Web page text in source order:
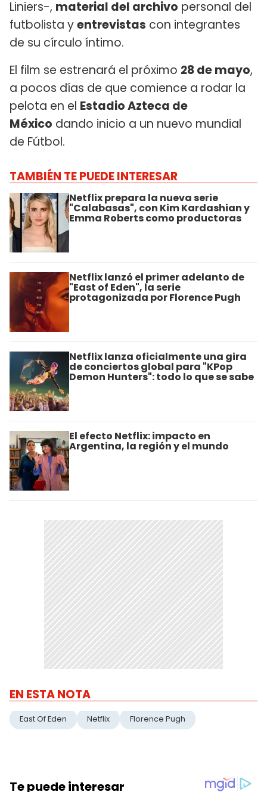
Liniers-, material del archivo personal del
futbolista yentrevistas con integrantes
de su círculo íntimo.
El film se estrenará el próximo 28 de mayo,
a pocos días de que comience a rodar la
pelota en el Estadio Azteca de
México dando inicio a un nuevo mundial
de Fútbol.
TAMBIÉN TE PUEDE INTERESAR
Netflix prepara la nueva serie
"Calabasas", con Kim Kardashian y
Emma Roberts como productoras
Netflix lanzó el primer adelanto de
"East of Eden", la serie
protagonizada por Florence Pugh
Netflix lanza oficialmente una gira
de conciertos global para "KPop
Demon Hunters": todo lo que se sabe
El efecto Netflix: impacto en
Argentina, la región y el mundo
EN ESTA NOTA
East Of Eden Netflix Florence Pugh